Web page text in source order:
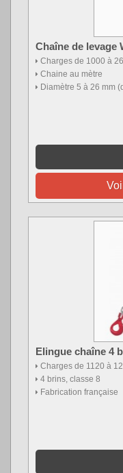
Chaîne de levage
Charges de 1000 à
Chaine au mètre
Diamètre 5 à 26 mm
Elingue chaîne 4
Charges de 1120 à
4 brins, classe 8
Fabrication française